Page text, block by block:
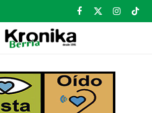
Facebook
X
Instagram